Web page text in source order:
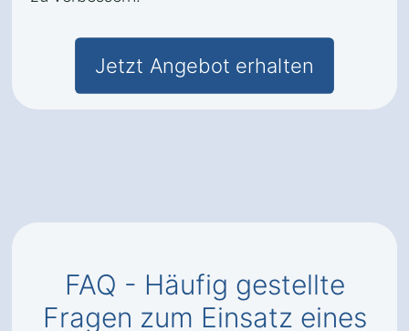
Jetzt Angebot erhalten
FAQ - Häufig gestellte
Fragen zum Einsatz eines